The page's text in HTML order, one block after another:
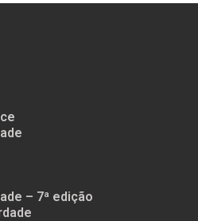
– 7ª edição